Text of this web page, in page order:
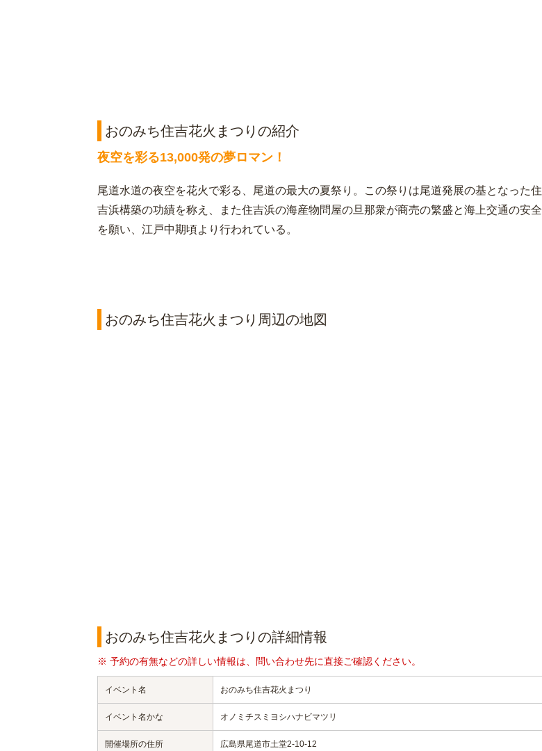
おのみち住吉花火まつりの紹介
夜空を彩る13,000発の夢ロマン！
尾道水道の夜空を花火で彩る、尾道の最大の夏祭り。この祭りは尾道発展の基となった住
吉浜構築の功績を称え、また住吉浜の海産物問屋の旦那衆が商売の繁盛と海上交通の安全
を願い、江戸中期頃より行われている。
おのみち住吉花火まつり周辺の地図
おのみち住吉花火まつりの詳細情報
※ 予約の有無などの詳しい情報は、問い合わせ先に直接ご確認ください。
イベント名 おのみち住吉花火まつり
イベント名かな オノミチスミヨシハナビマツリ
開催場所の住所 広島県尾道市土堂2-10-12